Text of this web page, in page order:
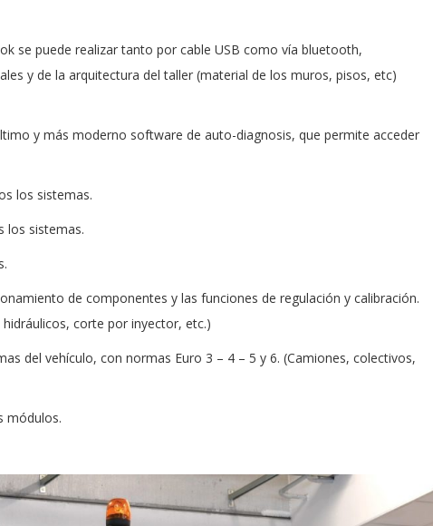
se puede realizar tanto por cable USB como vía bluetooth,
y de la arquitectura del taller (material de los muros, pisos, etc)
y más moderno software de auto-diagnosis, que permite acceder
los sistemas.
los sistemas.
de componentes y las funciones de regulación y calibración.
corte por inyector, etc.)
del vehículo, con normas Euro 3 – 4 – 5 y 6. (Camiones, colectivos,
módulos.